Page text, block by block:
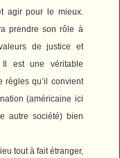
agir pour le mieux.
prendre son rôle à
de justice et
Il est une véritable
règles qu’il convient
(américaine ici
autre société) bien
tout à fait étranger,